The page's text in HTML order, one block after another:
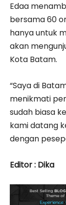
Edaa
bersama 60
hanya untuk
akan
Kota Batam.
“Saya di
menikmati
sudah biasa
kami datang
dengan
Editor : Dika